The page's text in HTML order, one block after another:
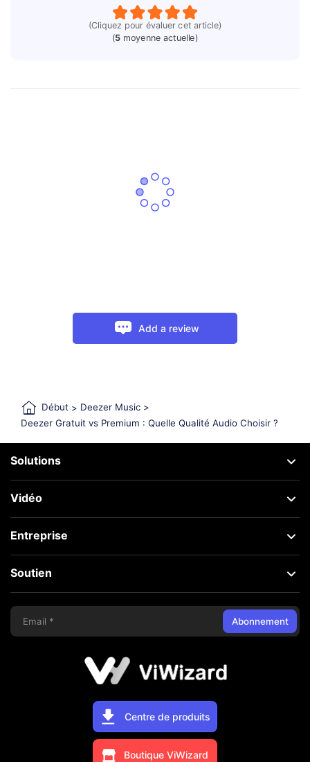
(Cliquez pour évaluer cet article)
(5 moyenne actuelle)
Add a review
Début > Deezer Music >
Deezer Gratuit vs Premium : Quelle Qualité Audio Choisir ?
Centre de produits
Boutique ViWizard
Solutions
Vidéo
Entreprise
Soutien
Abonnement